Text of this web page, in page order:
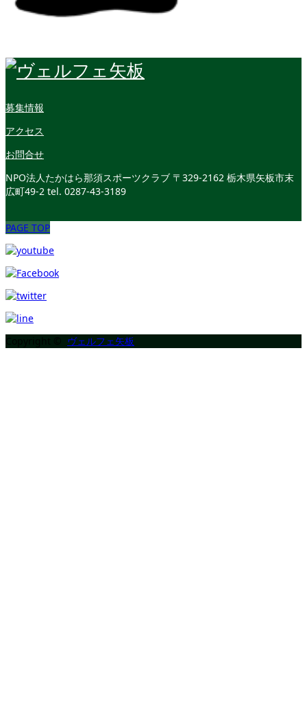
募集情報
アクセス
お問合せ
NPO法人たかはら那須スポーツクラブ 〒329-2162 栃木県矢板市末
広町49-2 tel. 0287-43-3189
PAGE TOP
ヴェルフェ矢板